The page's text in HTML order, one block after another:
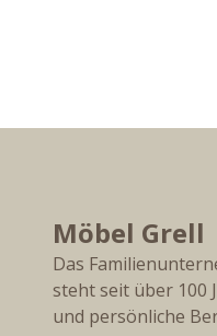
Möbel Grell
Das
steht seit über 100
und persönliche